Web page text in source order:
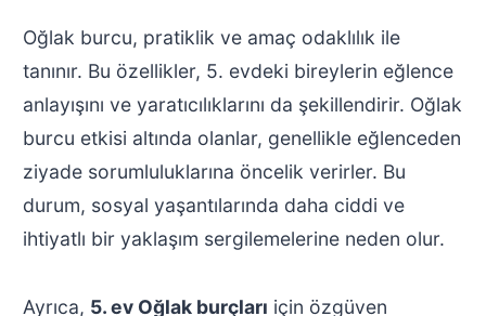
Oğlak burcu, pratiklik ve amaç odaklılık ile
tanınır. Bu özellikler, 5. evdeki bireylerin eğlence
anlayışını ve yaratıcılıklarını da şekillendirir. Oğlak
burcu etkisi altında olanlar, genellikle eğlenceden
ziyade sorumluluklarına öncelik verirler. Bu
durum, sosyal yaşantılarında daha ciddi ve
ihtiyatlı bir yaklaşım sergilemelerine neden olur.
Ayrıca, 5. ev Oğlak burçları için özgüven